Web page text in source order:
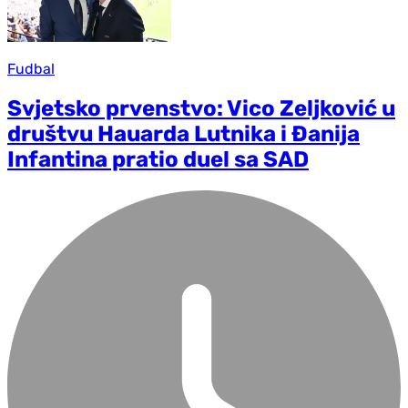
Fudbal
Svjetsko prvenstvo: Vico Zeljković u
društvu Hauarda Lutnika i Đanija
Infantina pratio duel sa SAD